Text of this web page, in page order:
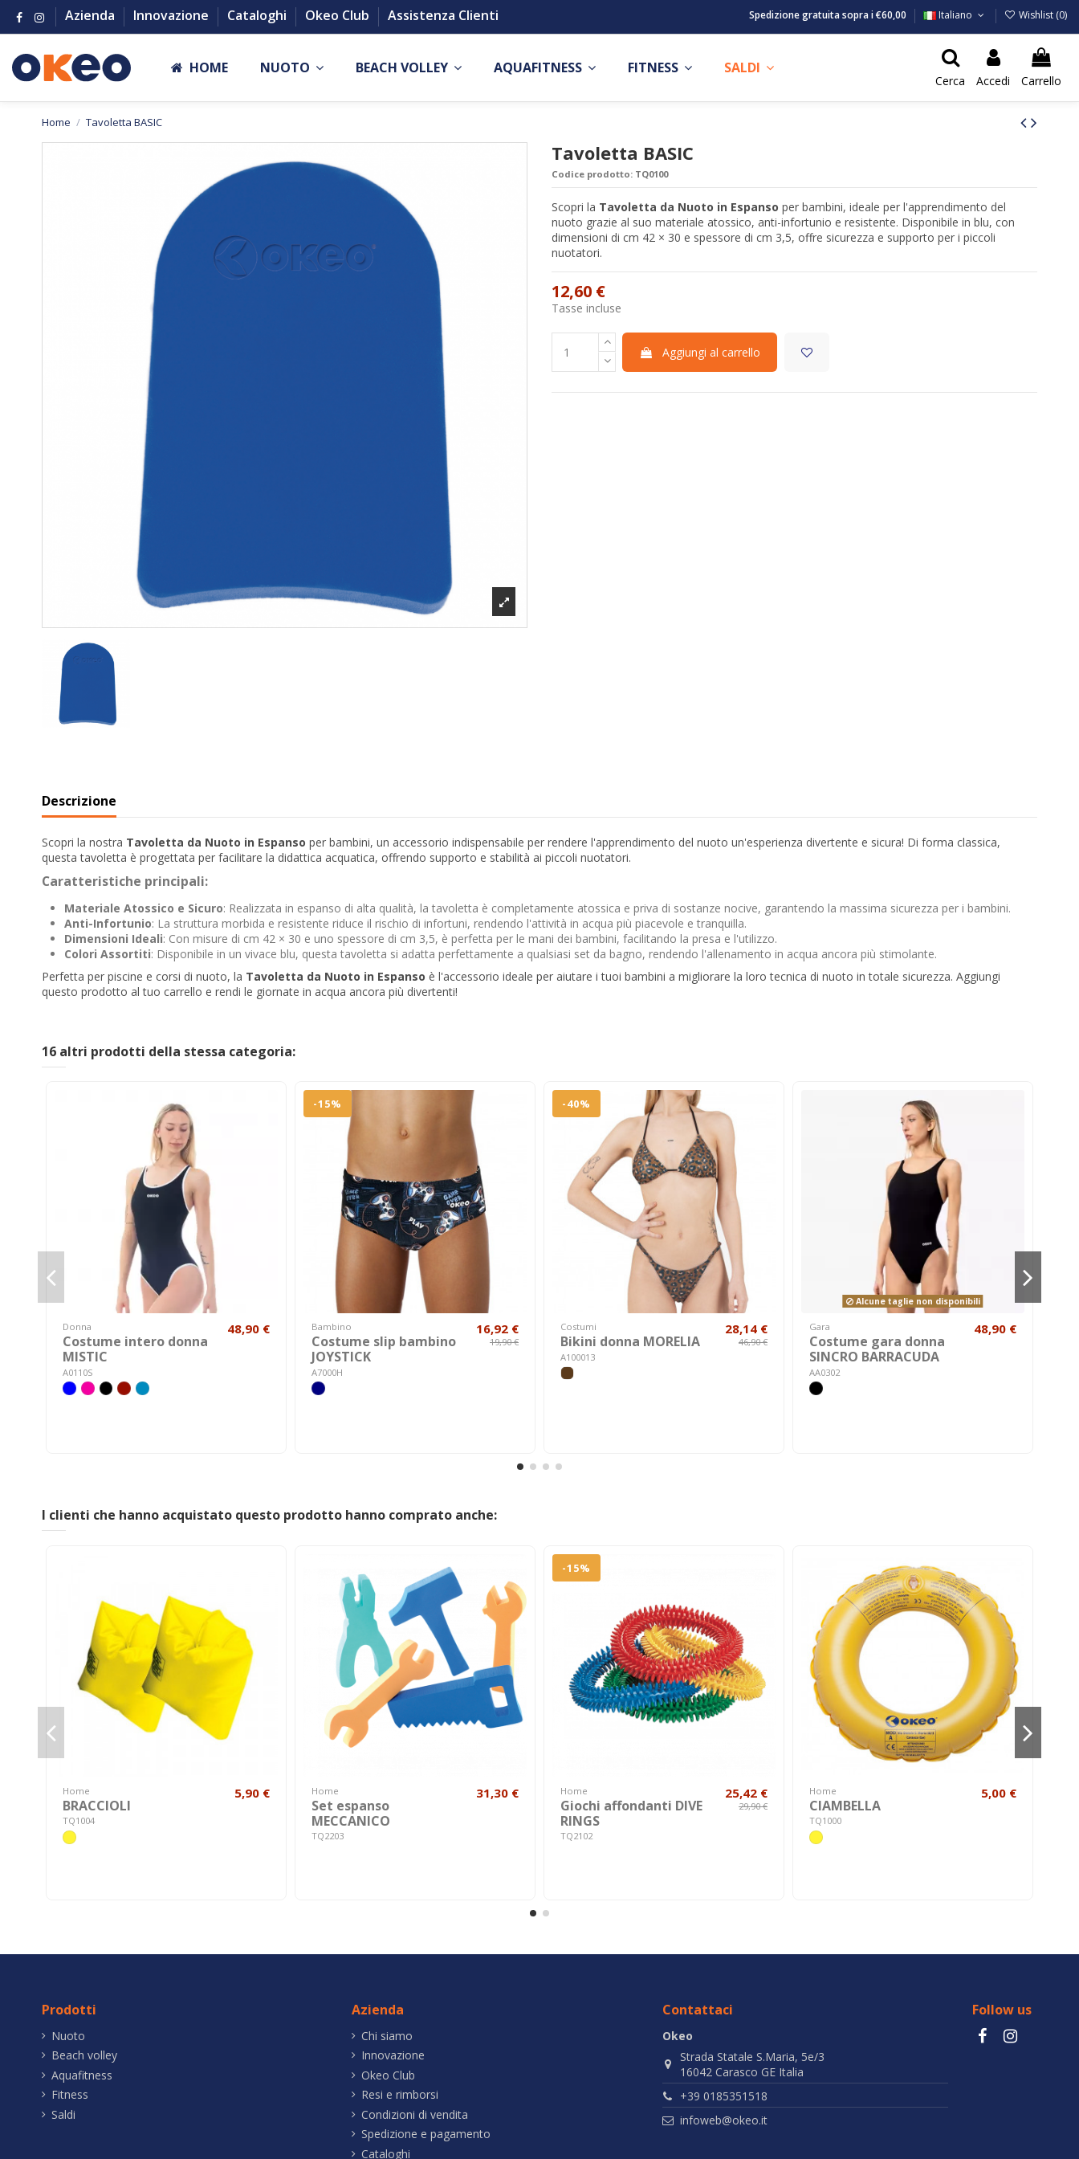
Azienda Innovazione Cataloghi Okeo Club Assistenza Clienti Spedizione gratuita sopra i €60,00 Italiano Wishlist (0)
HOME NUOTO BEACH VOLLEY AQUAFITNESS FITNESS SALDI
Cerca Accedi Carrello
Home Tavoletta BASIC
Tavoletta BASIC
Codice prodotto: TQ0100
Scopri la Tavoletta da Nuoto in Espanso per bambini, ideale per l'apprendimento del
nuoto grazie al suo materiale atossico, anti-infortunio e resistente. Disponibile in blu, con
dimensioni di cm 42 × 30 e spessore di cm 3,5, offre sicurezza e supporto per i piccoli
nuotatori.
12,60 €
Tasse incluse
Aggiungi al carrello
Descrizione
Scopri la nostra Tavoletta da Nuoto in Espanso per bambini, un accessorio indispensabile per rendere l'apprendimento del nuoto un'esperienza divertente e sicura! Di forma classica,
questa tavoletta è progettata per facilitare la didattica acquatica, offrendo supporto e stabilità ai piccoli nuotatori.
Caratteristiche principali:
Materiale Atossico e Sicuro: Realizzata in espanso di alta qualità, la tavoletta è completamente atossica e priva di sostanze nocive, garantendo la massima sicurezza per i bambini.
Anti-Infortunio: La struttura morbida e resistente riduce il rischio di infortuni, rendendo l'attività in acqua più piacevole e tranquilla.
Dimensioni Ideali: Con misure di cm 42 × 30 e uno spessore di cm 3,5, è perfetta per le mani dei bambini, facilitando la presa e l'utilizzo.
Colori Assortiti: Disponibile in un vivace blu, questa tavoletta si adatta perfettamente a qualsiasi set da bagno, rendendo l'allenamento in acqua ancora più stimolante.
Perfetta per piscine e corsi di nuoto, la Tavoletta da Nuoto in Espanso è l'accessorio ideale per aiutare i tuoi bambini a migliorare la loro tecnica di nuoto in totale sicurezza. Aggiungi
questo prodotto al tuo carrello e rendi le giornate in acqua ancora più divertenti!
16 altri prodotti della stessa categoria:
Donna
Costume intero donna
MISTIC
A0110S
48,90 €
-15%
Bambino
Costume slip bambino
JOYSTICK
A7000H
16,92 €
19,90 €
-40%
Costumi
Bikini donna MORELIA
A100013
28,14 €
46,90 €
Alcune taglie non disponibili
Gara
Costume gara donna
SINCRO BARRACUDA
AA0302
48,90 €
I clienti che hanno acquistato questo prodotto hanno comprato anche:
Home
BRACCIOLI
TQ1004
5,90 € Home
Set espanso
MECCANICO
TQ2203
31,30 €
-15%
Home
Giochi affondanti DIVE
RINGS
TQ2102
25,42 €
29,90 €
Home
CIAMBELLA
TQ1000
5,00 €
Prodotti
Nuoto
Beach volley
Aquafitness
Fitness
Saldi
Azienda
Chi siamo
Innovazione
Okeo Club
Resi e rimborsi
Condizioni di vendita
Spedizione e pagamento
Cataloghi
Contattaci
Okeo
Strada Statale S.Maria, 5e/3
16042 Carasco GE Italia
+39 0185351518
infoweb@okeo.it
Follow us